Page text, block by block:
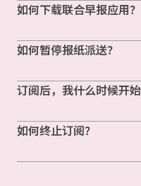
如何下载联合早报应用？
如何暂停报纸派送？
订阅后，我什么时候开
如何终止订阅？